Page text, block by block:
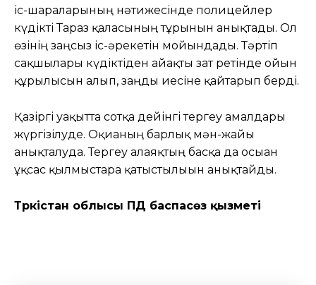
іс-шараларының нәтижесінде полицейлер
күдікті Тараз қаласының тұрғынын анықтады. Ол
өзінің заңсыз іс-әрекетін мойындады. Тәртіп
сақшылары күдіктіден айғақты зат ретінде ойын
құрылғысын алып, заңды иесіне қайтарып берді.
Қазіргі уақытта сотқа дейінгі тергеу амалдары
жүргізілуде. Оқиғаның барлық мән-жайы
анықталуда. Тергеу алаяқтың басқа да осыған
ұқсас қылмыстарға қатыстылығын анықтайды.
Түркістан облысы ПД баспасөз қызметі